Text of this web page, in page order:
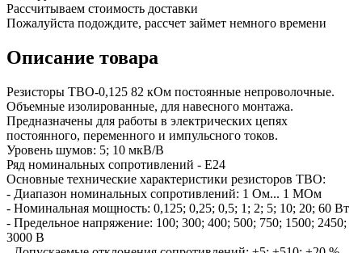
Рассчитываем стоимость доставки
Пожалуйста подождите, рассчет займет немного времени
Описание товара
Резисторы ТВО-0,125 82 кОм постоянные непроволочные.
Объемные изолированные, для навесного монтажа.
Предназначены для работы в электрических цепях
постоянного, переменного и импульсного токов.
Уровень шумов: 5; 10 мкВ/В
Ряд номинальных сопротивлений - Е24
Основные технические характеристики резисторов ТВО:
- Диапазон номинальных сопротивлений: 1 Ом... 1 МОм
- Номинальная мощность: 0,125; 0,25; 0,5; 1; 2; 5; 10; 20; 60 Вт
- Предельное напряжение: 100; 300; 400; 500; 750; 1500; 2450;
3000 В